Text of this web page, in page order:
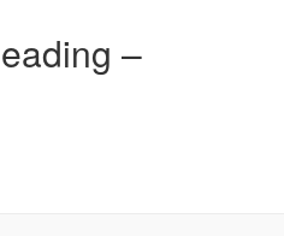
–